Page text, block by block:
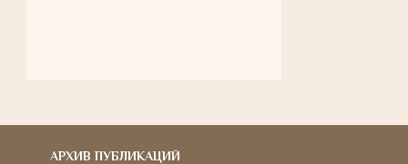
АРХИВ ПУБЛИКАЦИЙ